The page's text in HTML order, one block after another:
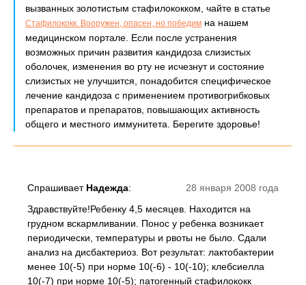
вызванных золотистым стафилококком, чайте в статье
Стафилококк. Вооружен, опасен, но победим на нашем
медицинском портале. Если после устранения
возможных причин развития кандидоза слизистых
оболочек, изменения во рту не исчезнут и состояние
слизистых не улучшится, понадобится специфическое
лечение кандидоза с применением противогрибковых
препаратов и препаратов, повышающих активность
общего и местного иммунитета. Берегите здоровье!
28 января 2008 года
Спрашивает Надежда:
Здравствуйте!Ребенку 4,5 месяцев. Находится на
грудном вскармливании. Понос у ребенка возникает
периодически, температуры и рвоты не было. Сдали
анализ на дисбактериоз. Вот результат: лактобактерии
менее 10(-5) при норме 10(-6) - 10(-10); клебсиелла
10(-7) при норме 10(-5); патогенный стафилококк